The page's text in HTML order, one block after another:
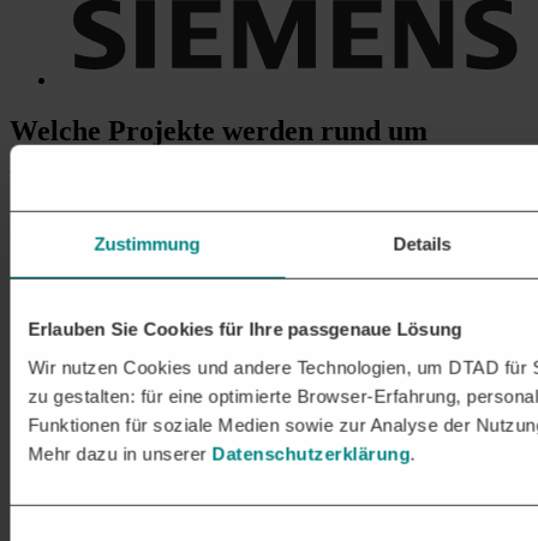
Zustimmung Details
Erlauben Sie Cookies für Ihre passgenaue Lösung
Wir nutzen Cookies und andere Technologien, um DTAD
zu gestalten: für eine optimierte Browser-Erfahrung,
Funktionen für soziale Medien sowie zur Analyse der
Mehr dazu in unserer Datenschutzerklärung.
Welche Projekte werden rund um
AUSHUB- UND
Baugrubenaushub und Geländemodellierung
einschließlich Böschungssicherung und
Bodenabtrag und Bodenaustausch
Entfernung von Oberboden, kontaminiertem Erdreich oder
nicht tragfähigem Untergrund sowie Verfüllung mit
geeignetem Material.
Herstellung von Baugruben und Fundamentaushub